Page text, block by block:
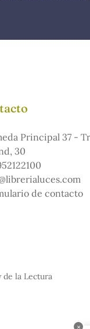
Principal 37 -
30
de contacto
de la Lectura